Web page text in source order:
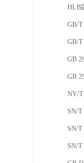
HLB
GB/
GB/
GB
GB
NY/
SN/
SN/
SN/